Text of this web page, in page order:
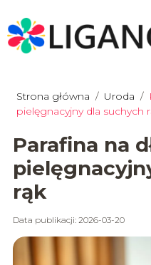
Strona główna / Uroda /
pielęgnacyjny dla suchych
Parafina na
rąk
Data publikacji: 2026-03-20